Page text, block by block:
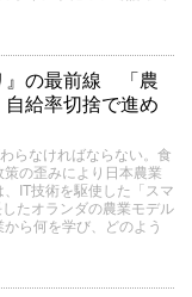
』の最前線 「農
給率切捨で進め
らなければならない。食
の歪みにより日本農業
IT技術を駆使した「スマ
たオランダの農業モデル
ら何を学び、どのよう